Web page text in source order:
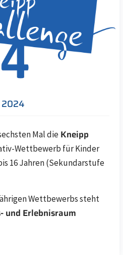
2024
Mal die Kneipp
Wettbewerb für Kinder
16 Jahren (Sekundarstufe
Wettbewerbs steht
und Erlebnisraum